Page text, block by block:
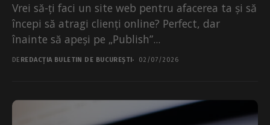
Vrei să-ți faci un site web pentru afacerea ta și să
începi să atragi clienți online? Perfect, dar
înainte să apeși pe „Publish”...
DE REDACȚIA BULETIN DE BUCUREȘTI 02/07/2026